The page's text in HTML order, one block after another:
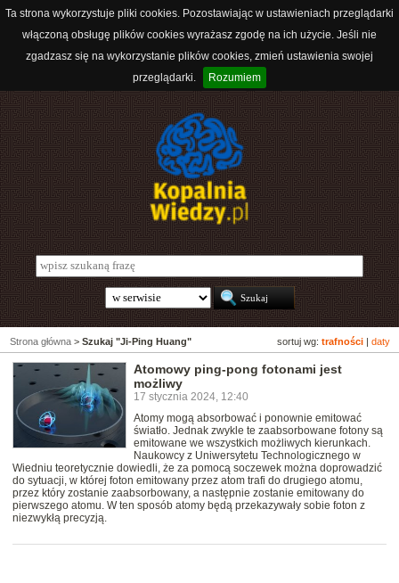
Ta strona wykorzystuje pliki cookies. Pozostawiając w ustawieniach przeglądarki
włączoną obsługę plików cookies wyrażasz zgodę na ich użycie. Jeśli nie
zgadzasz się na wykorzystanie plików cookies, zmień ustawienia swojej
przeglądarki.
Rozumiem
sortuj wg: trafności daty
Strona główna > Szukaj "Ji-Ping Huang"
Atomowy ping-pong fotonami jest
możliwy
17 stycznia 2024, 12:40
Atomy mogą absorbować i ponownie emitować
światło. Jednak zwykle te zaabsorbowane fotony są
emitowane we wszystkich możliwych kierunkach.
Naukowcy z Uniwersytetu Technologicznego w
Wiedniu teoretycznie dowiedli, że za pomocą soczewek można doprowadzić
do sytuacji, w której foton emitowany przez atom trafi do drugiego atomu,
przez który zostanie zaabsorbowany, a następnie zostanie emitowany do
pierwszego atomu. W ten sposób atomy będą przekazywały sobie foton z
niezwykłą precyzją.